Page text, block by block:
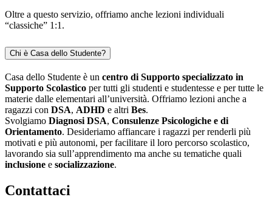
Oltre a questo servizio, offriamo anche lezioni individuali
“classiche” 1:1.
Chi è Casa dello Studente?
Casa dello Studente è un centro di Supporto specializzato in
Supporto Scolastico per tutti gli studenti e studentesse e per tutte le
materie dalle elementari all’università. Offriamo lezioni anche a
ragazzi con DSA, ADHD e altri Bes.
Svolgiamo Diagnosi DSA, Consulenze Psicologiche e di
Orientamento. Desideriamo affiancare i ragazzi per renderli più
motivati e più autonomi, per facilitare il loro percorso scolastico,
lavorando sia sull’apprendimento ma anche su tematiche quali
inclusione e socializzazione.
Contattaci